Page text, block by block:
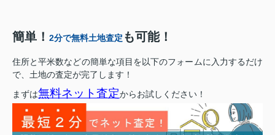
簡単！ 2分で無料土地査定 も可能！
住所と平米数などの簡単な項目を以下のフォームに入力するだけ
で、土地の査定が完了します！
まずは無料ネット査定からお試しください！